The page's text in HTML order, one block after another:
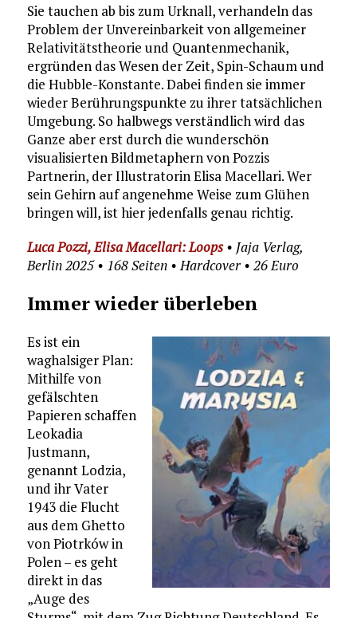
Sie tauchen ab bis zum Urknall, verhandeln das
Problem der Unvereinbarkeit von allgemeiner
Relativitätstheorie und Quantenmechanik,
ergründen das Wesen der Zeit, Spin-Schaum und
die Hubble-Konstante. Dabei finden sie immer
wieder Berührungspunkte zu ihrer tatsächlichen
Umgebung. So halbwegs verständlich wird das
Ganze aber erst durch die wunderschön
visualisierten Bildmetaphern von Pozzis
Partnerin, der Illustratorin Elisa Macellari. Wer
sein Gehirn auf angenehme Weise zum Glühen
bringen will, ist hier jedenfalls genau richtig.
Luca Pozzi, Elisa Macellari: Loops• Jaja Verlag,
Berlin 2025 • 168 Seiten • Hardcover • 26 Euro
Immer wieder überleben
Es ist ein
waghalsiger Plan:
Mithilfe von
gefälschten
Papieren schaffen
Leokadia
Justmann,
genannt Lodzia,
und ihr Vater
1943 die Flucht
aus dem Ghetto
von Piotrków in
Polen – es geht
direkt in das
„Auge des